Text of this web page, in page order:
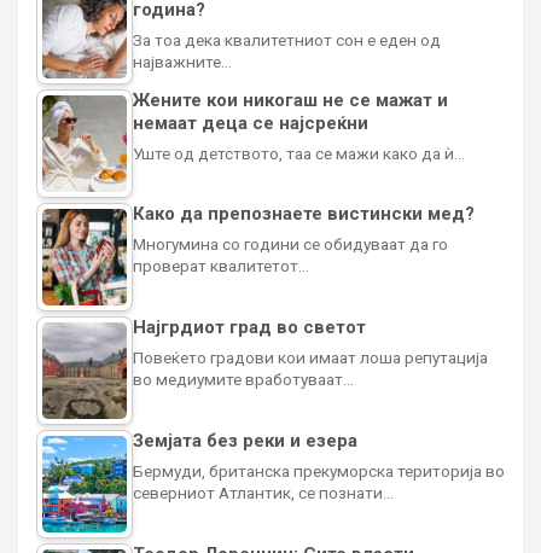
година?
За тоа дека квалитетниот сон е еден од
најважните…
Жените кои никогаш не се мажат и
немаат деца се најсреќни
Уште од детството, таа се мажи како да ѝ…
Како да препознаете вистински мед?
Многумина со години се обидуваат да го
проверат квалитетот…
Најгрдиот град во светот
Повеќето градови кои имаат лоша репутација
во медиумите вработуваат…
Земјата без реки и езера
Бермуди, британска прекуморска територија во
северниот Атлантик, се познати…